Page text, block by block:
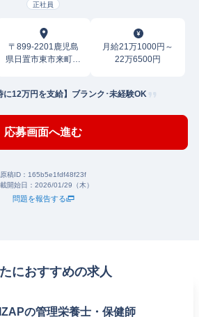
正社員
〒899-2201鹿児島
県日置市東市来町湯
月給21万1000円～
22万6500円
に12万円を支給】ブランク･未経験OK
応募画面へ進む
原稿ID： 165b5e1fdf48f23f
開始日： 2026/01/29（木）
問題を報告する
におすすめの求人
の管理栄養士・保健師